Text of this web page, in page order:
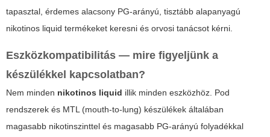
tapasztal, érdemes alacsony PG-arányú, tisztább alapanyagú
nikotinos liquid termékeket keresni és orvosi tanácsot kérni.
Eszközkompatibilitás — mire figyeljünk a
készülékkel kapcsolatban?
Nem minden nikotinos liquid illik minden eszközhöz. Pod
rendszerek és MTL (mouth-to-lung) készülékek általában
magasabb nikotinszinttel és magasabb PG-arányú folyadékkal